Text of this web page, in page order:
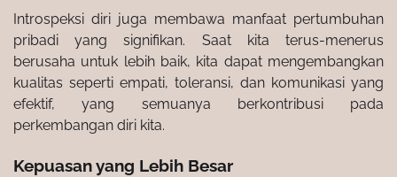
Introspeksi diri juga membawa manfaat pertumbuhan
pribadi yang signifikan. Saat kita terus-menerus
berusaha untuk lebih baik, kita dapat mengembangkan
kualitas seperti empati, toleransi, dan komunikasi yang
efektif, yang semuanya berkontribusi pada
perkembangan diri kita.
Kepuasan yang Lebih Besar